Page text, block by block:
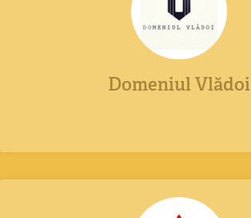
Domeniul Vlădoi